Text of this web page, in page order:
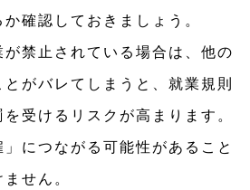
確認しておきましょう。
禁止されている場合は、他の
がバレてしまうと、就業規則
受けるリスクが高まります。
につながる可能性があること
せん。